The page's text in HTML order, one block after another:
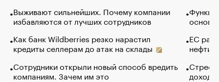
Выживают сильнейших. Почему компании
избавляются от лучших сотрудников
Как банк Wildberries резко нарастил
кредиты селлерам до атак на склады
Сотрудники открыли новый способ вредить
компаниям. Зачем им это
основ
ЕС
нефти